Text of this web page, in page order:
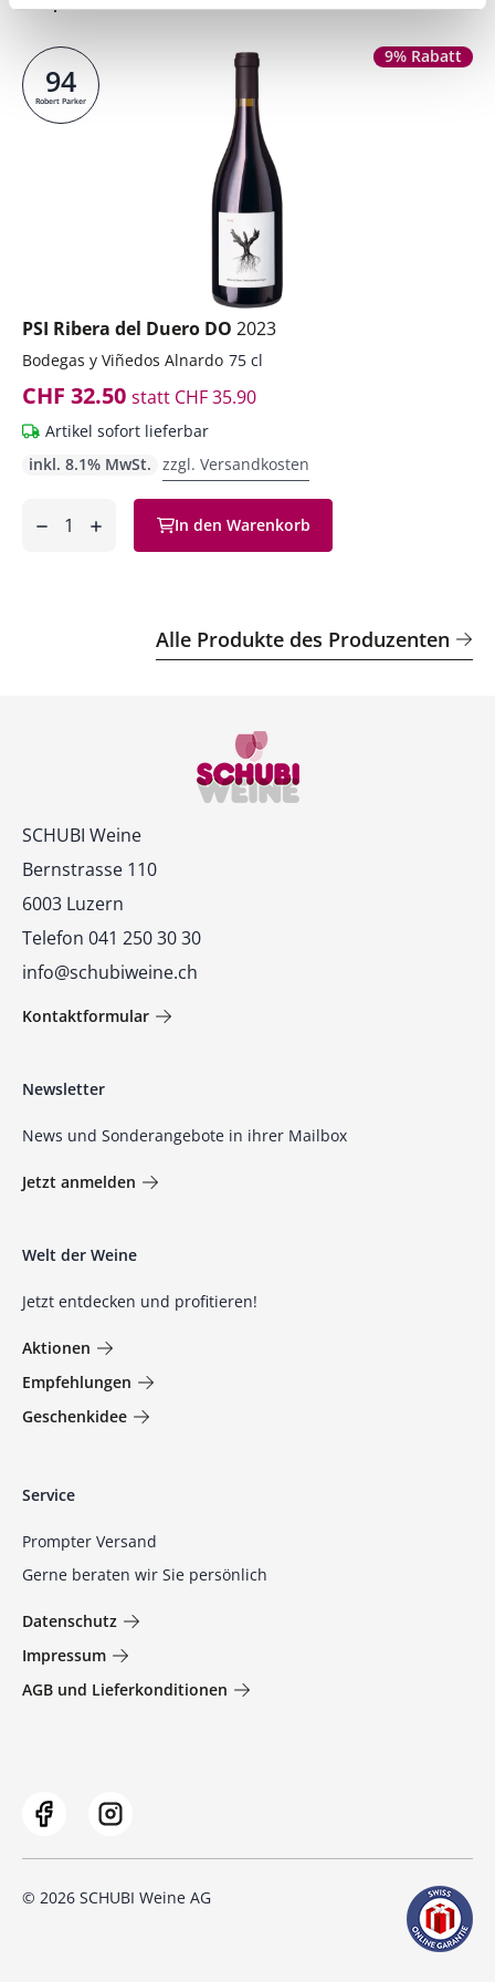
9% Rabatt
94
Robert Parker
PSI Ribera del Duero DO 2023
Bodegas y Viñedos Alnardo 75 cl
CHF 32.50 statt CHF 35.90
Artikel sofort lieferbar
inkl. 8.1% MwSt. zzgl. Versandkosten
In den Warenkorb
Alle Produkte des Produzenten
Kontakt
SCHUBI Weine
Bernstrasse 110
6003 Luzern
Telefon 041 250 30 30
info@schubiweine.ch
Kontaktformular
Newsletter
News und Sonderangebote in ihrer Mailbox
Jetzt anmelden
Welt der Weine
Jetzt entdecken und profitieren!
Aktionen
Empfehlungen
Geschenkidee
Service
Prompter Versand
Gerne beraten wir Sie persönlich
Datenschutz
Impressum
AGB und Lieferkonditionen
© 2026 SCHUBI Weine AG